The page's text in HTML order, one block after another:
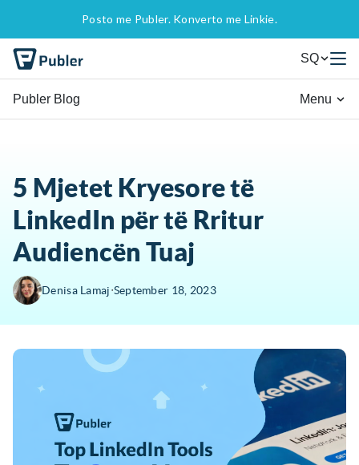
Posto me Publer. Konverto me Linkie.
SQ
Publer Blog Menu
5 Mjetet Kryesore të
LinkedIn për të Rritur
Audiencën Tuaj
Denisa Lamaj∙September 18, 2023